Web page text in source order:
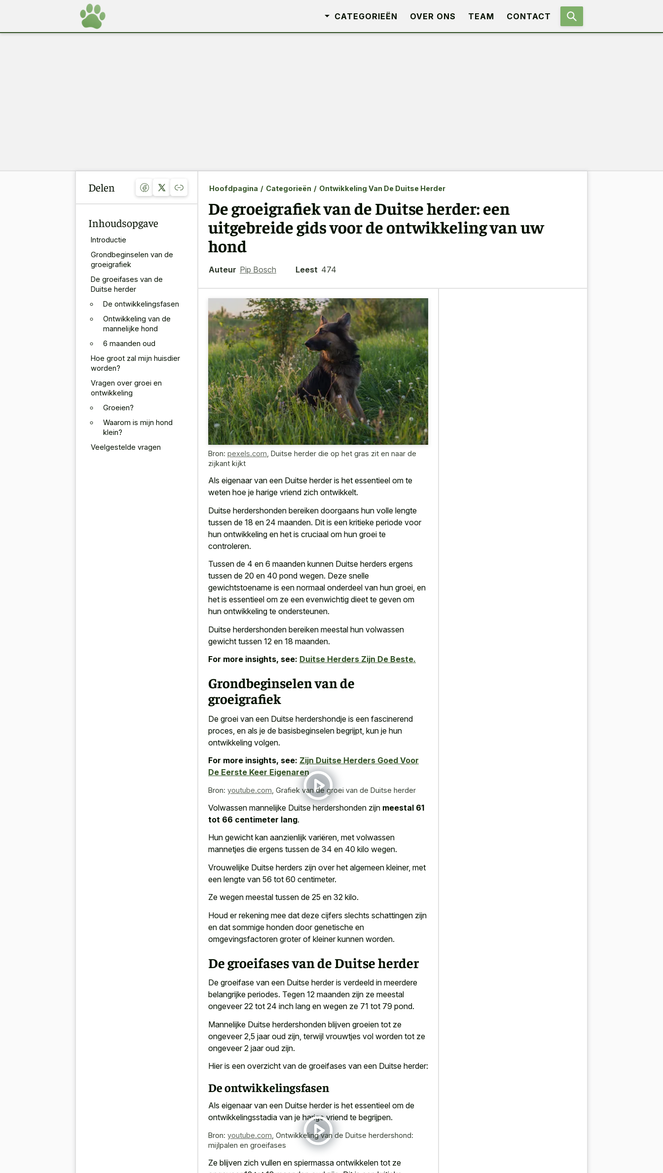
CATEGORIEËN OVER ONS TEAM CONTACT
Delen
Inhoudsopgave
Introductie
Grondbeginselen van de
groeigrafiek
De groeifases van de
Duitse herder
De ontwikkelingsfasen
Ontwikkeling van de
mannelijke hond
6 maanden oud
Hoe groot zal mijn huisdier
worden?
Vragen over groei en
ontwikkeling
Groeien?
Waarom is mijn hond
klein?
Veelgestelde vragen
Hoofdpagina / Categorieën / Ontwikkeling Van De Duitse Herder
De groeigrafiek van de Duitse herder: een
uitgebreide gids voor de ontwikkeling van uw
hond
Auteur Pip Bosch Leest 474
Bron: pexels.com Duitse herder die op het gras zit en naar de
zijkant kijkt
Als eigenaar van een Duitse herder is het essentieel om te
weten hoe je harige vriend zich ontwikkelt.
Duitse herdershonden bereiken doorgaans hun volle lengte
tussen de 18 en 24 maanden. Dit is een kritieke periode voor
hun ontwikkeling en het is cruciaal om hun groei te
controleren.
Tussen de 4 en 6 maanden kunnen Duitse herders ergens
tussen de 20 en 40 pond wegen. Deze snelle
gewichtstoename is een normaal onderdeel van hun groei, en
het is essentieel om ze een evenwichtig dieet te geven om
hun ontwikkeling te ondersteunen.
Duitse herdershonden bereiken meestal hun volwassen
gewicht tussen 12 en 18 maanden.
For more insights, see: Duitse Herders Zijn De Beste.
Grondbeginselen van de
groeigrafiek
De groei van een Duitse herdershondje is een fascinerend
proces, en als je de basisbeginselen begrijpt, kun je hun
ontwikkeling volgen.
For more insights, see: Zijn Duitse Herders Goed Voor
De Eerste Keer Eigenaren
Bron: youtube.com Grafiek van de groei van de Duitse herder
Volwassen mannelijke Duitse herdershonden zijn meestal 61
tot 66 centimeter lang.
Hun gewicht kan aanzienlijk variëren, met volwassen
mannetjes die ergens tussen de 34 en 40 kilo wegen.
Vrouwelijke Duitse herders zijn over het algemeen kleiner, met
een lengte van 56 tot 60 centimeter.
Ze wegen meestal tussen de 25 en 32 kilo.
Houd errekening mee dat deze cijfers slechts schattingen zijn
en dat sommige honden door genetische en
omgevingsfactoren groter of kleiner kunnen worden.
De groeifases van de Duitse herder
De groeifase van een Duitse herder is verdeeld in meerdere
belangrijke periodes. Tegen 12 maanden zijn ze meestal
ongeveer 22 tot 24 inch lang en wegen ze 71 tot 79 pond.
Mannelijke Duitse herdershonden blijven groeien tot ze
ongeveer 2,5 jaar oud zijn, terwijl vrouwtjes vol worden tot ze
ongeveer 2 jaar oud zijn.
Hier is een overzicht van de groeifases van een Duitse herder:
De ontwikkelingsfasen
Als eigenaar van een Duitse herder is het essentieel om de
ontwikkelingsstadia van je harige vriend te begrijpen.
Bron: youtube.com Ontwikkeling van de Duitse herdershond:
mijlpalen en groeifases
Ze blijven zich vullen en spiermassa ontwikkelen tot ze